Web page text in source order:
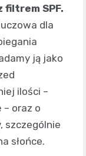
filtrem SPF.
dla
ją jako
ilości –
– oraz o
szczególnie
słońce.